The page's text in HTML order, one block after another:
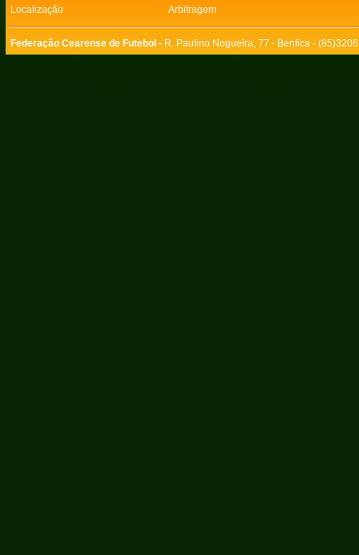
Localização
Arbitragem
Federação Cearense de Futebol - R. Paulino Nogueira, 77 - Benfica -